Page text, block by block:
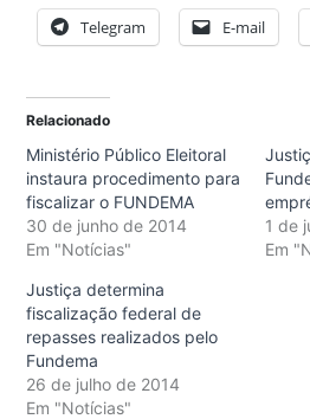
Telegram E-mail
Relacionado
Ministério Público Eleitoral
instaura procedimento para
fiscalizar o FUNDEMA
30 de junho de 2014
Em "Notícias"
1 de
Em
Justiça determina
fiscalização federal de
repasses realizados pelo
Fundema
26 de julho de 2014
Em "Notícias"